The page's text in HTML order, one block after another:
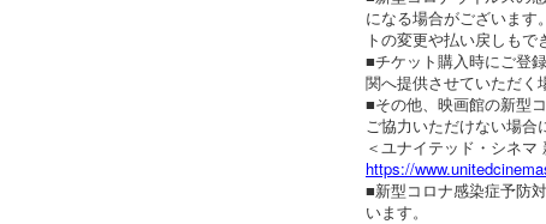
になる場合がございます
トの変更や払い戻しもで
■チケット購入時にご登
関へ提供させていただく
■その他、映画館の新型
ご協力いただけない場合
＜ユナイテッド・シネ
https://
■新型コロナ感染症予防
います。